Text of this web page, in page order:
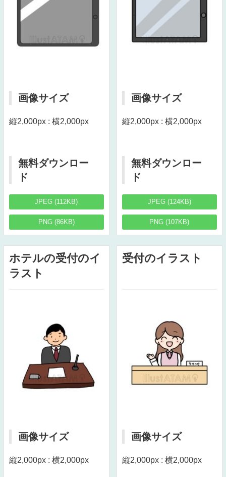
画像サイズ
縦2,000px : 横2,000px
無料ダウンロー
ド
JPEG (112KB)
PNG (86KB)
画像サイズ
縦2,000px : 横2,000px
無料ダウンロー
ド
JPEG (124KB)
PNG (107KB)
ホテルの受付のイ
ラスト
画像サイズ
縦2,000px : 横2,000px
受付のイラスト
画像サイズ
縦2,000px : 横2,000px